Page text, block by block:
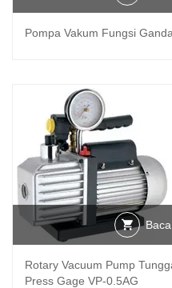
Pompa Vakum Fungsi
Rotary Vacuum Pump
Press Gage VP-0.5AG